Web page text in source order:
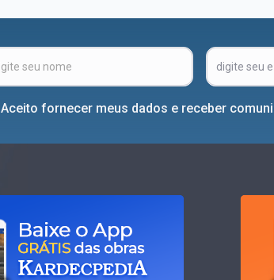
Aceito fornecer meus dados e receber